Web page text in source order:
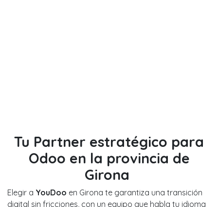
Tu Partner estratégico para
Odoo en la provincia de
Girona
Elegir a YouDoo en Girona te garantiza una transición
digital sin fricciones, con un equipo que habla tu idioma